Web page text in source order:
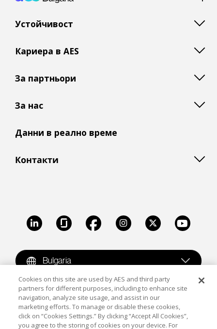
Footer: Bulgaria
Устойчивост
Кариера в AES
За партньори
За нас
Данни в реално време
Контакти
LinkedIn GlassdoorFacebookInstagramX Youtube
Bulgaria
Copyright © 2009-2026 The AES Corporation. All rights
reserved.Terms of Use|Privacy
Reproduction in whole or in part in any form or medium
Cookies on this site are used by AES and third party
partners for different purposes, including to enhance site
navigation, analyze site usage, and assist in our
marketing efforts. To manage or disable these cookies,
click on “Cookies Settings.” By clicking “Accept All Cookies”,
you agree to the storing of cookies on your device. For